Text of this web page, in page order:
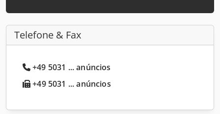
Telefone & Fax
+49 5031 ... anúncios
+49 5031 ... anúncios